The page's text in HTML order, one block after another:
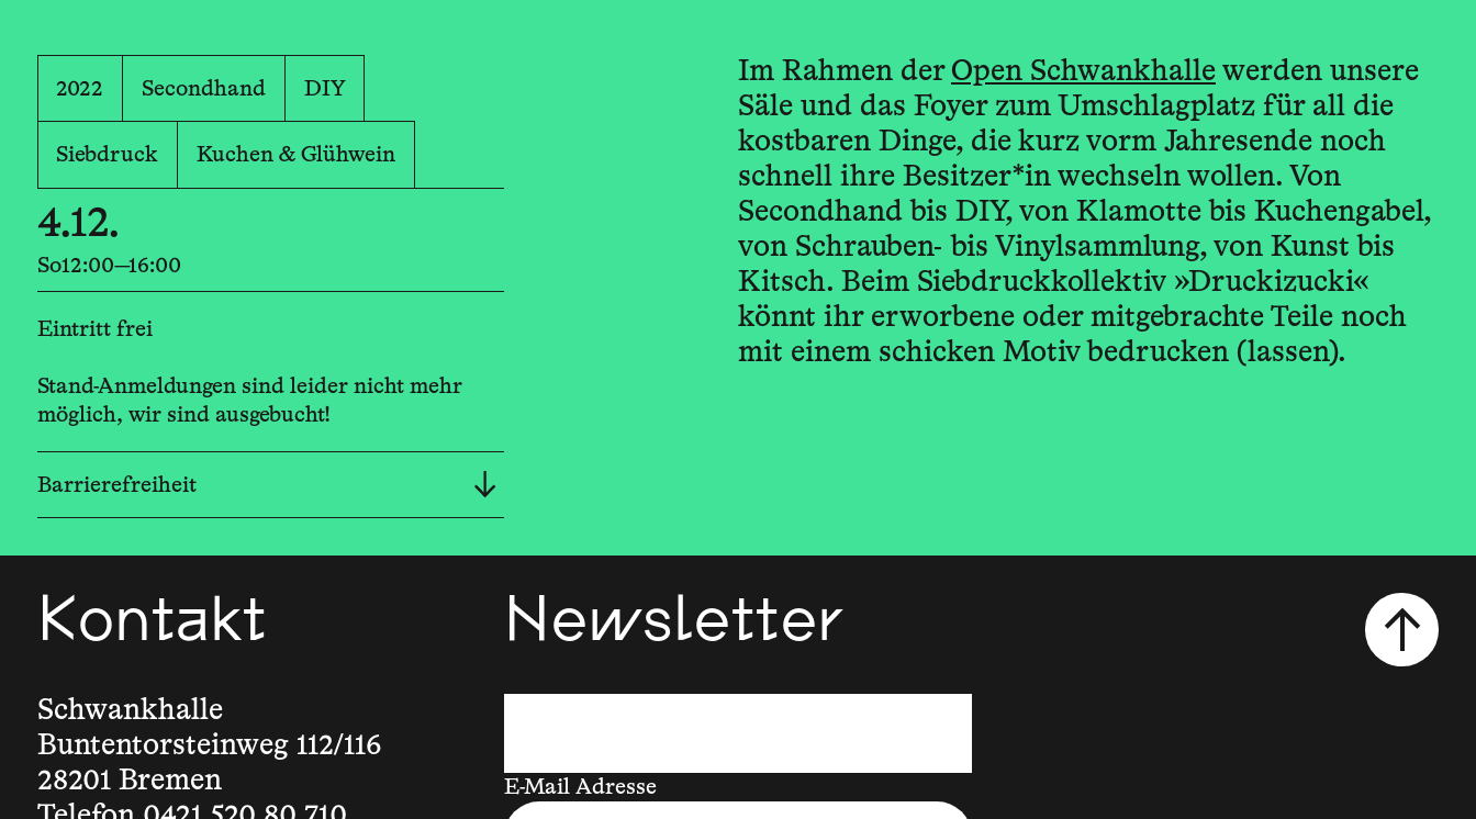
2022 Secondhand DIY
Siebdruck Kuchen & Glühwein
4.12.
So12:00—16:00
Eintritt frei
Stand-Anmeldungen sind leider nicht mehr
möglich, wir sind ausgebucht!
Barrierefreiheit
Im Rahmen derOpen Schwankhallewerden unsere
Säle und das Foyer zum Umschlagplatz für all die
kostbaren Dinge, die kurz vorm Jahresende noch
schnell ihre Besitzer*in wechseln wollen. Von
Secondhand bis DIY, von Klamotte bis Kuchengabel,
von Schrauben- bis Vinylsammlung, von Kunst bis
Kitsch. Beim Siebdruckkollektiv »Druckizucki«
könnt ihr erworbene oder mitgebrachte Teile noch
mit einem schicken Motiv bedrucken (lassen).
Kontakt
Schwankhalle
Buntentorsteinweg 112/116
28201 Bremen
Newsletter
E-Mail Adresse